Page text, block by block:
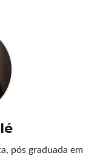
pós graduada em